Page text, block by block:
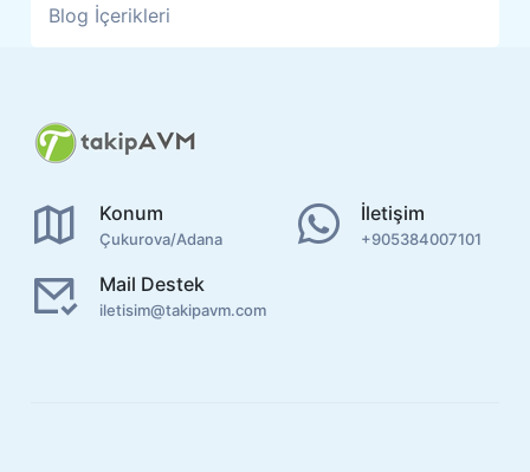
Blog İçerikleri
Konum
Çukurova/Adana
İletişim
+905384007101
Mail Destek
iletisim@takipavm.com